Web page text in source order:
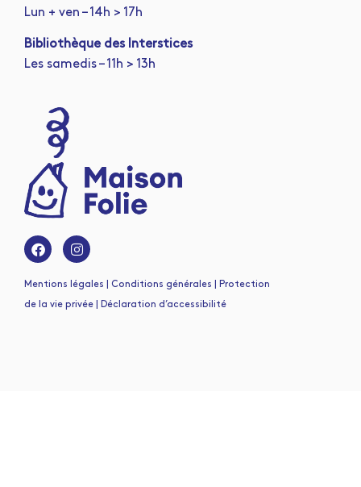
Lun + ven – 14h > 17h
Bibliothèque des Interstices
Les samedis – 11h > 13h
Mentions légales | Conditions générales | Protection
de la vie privée | Déclaration d’accessibilité